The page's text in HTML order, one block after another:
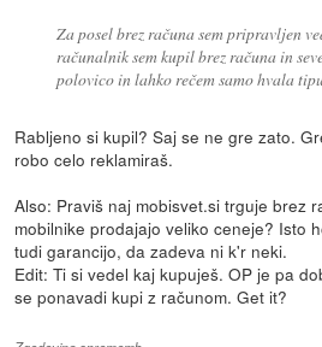
Za posel brez računa sem pripravljen
računalnik sem kupil brez računa in
polovico in lahko rečem samo hvala
Rabljeno si kupil? Saj se ne gre zato.
robo celo reklamiraš.
Also: Praviš naj mobisvet.si trguje brez
mobilnike prodajajo veliko ceneje? Isto
tudi garancijo, da zadeva ni k'r neki.
Edit: Ti si vedel kaj kupuješ. OP je pa
se ponavadi kupi z računom. Get it?